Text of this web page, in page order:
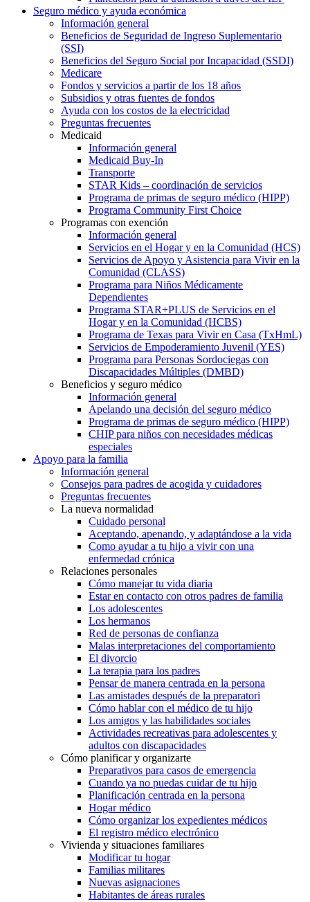
Seguro médico y ayuda económica
Información general
Beneficios de Seguridad de Ingreso Suplementario
(SSI)
Beneficios del Seguro Social por Incapacidad (SSDI)
Medicare
Fondos y servicios a partir de los 18 años
Subsidios y otras fuentes de fondos
Ayuda con los costos de la electricidad
Preguntas frecuentes
Medicaid
Información general
Medicaid Buy-In
Transporte
STAR Kids – coordinación de servicios
Programa de primas de seguro médico (HIPP)
Programa Community First Choice
Programas con exención
Información general
Servicios en el Hogar y en la Comunidad (HCS)
Servicios de Apoyo y Asistencia para Vivir en la
Comunidad (CLASS)
Programa para Niños Médicamente
Dependientes
Programa STAR+PLUS de Servicios en el
Hogar y en la Comunidad (HCBS)
Programa de Texas para Vivir en Casa (TxHmL)
Servicios de Empoderamiento Juvenil (YES)
Programa para Personas Sordociegas con
Discapacidades Múltiples (DMBD)
Beneficios y seguro médico
Información general
Apelando una decisión del seguro médico
Programa de primas de seguro médico (HIPP)
CHIP para niños con necesidades médicas
especiales
Apoyo para la familia
Información general
Consejos para padres de acogida y cuidadores
Preguntas frecuentes
La nueva normalidad
Cuidado personal
Aceptando, apenando, y adaptándose a la vida
Como ayudar a tu hijo a vivir con una
enfermedad crónica
Relaciones personales
Cómo manejar tu vida diaria
Estar en contacto con otros padres de familia
Los adolescentes
Los hermanos
Red de personas de confianza
Malas interpretaciones del comportamiento
El divorcio
La terapia para los padres
Pensar de manera centrada en la persona
Las amistades después de la preparatori
Cómo hablar con el médico de tu hijo
Los amigos y las habilidades sociales
Actividades recreativas para adolescentes y
adultos con discapacidades
Cómo planificar y organizarte
Preparativos para casos de emergencia
Cuando ya no puedas cuidar de tu hijo
Planificación centrada en la persona
Hogar médico
Cómo organizar los expedientes médicos
El registro médico electrónico
Vivienda y situaciones familiares
Modificar tu hogar
Familias militares
Nuevas asignaciones
Habitantes de áreas rurales